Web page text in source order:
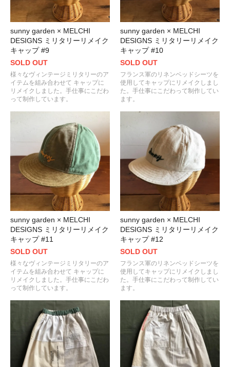
sunny garden × MELCHI
DESIGNS ミリタリーリメイク
キャップ #9
SOLD OUT
様々なヴィンテージミリタリーのア
イテムを組み合わせて キャップに
リメイクしました。手仕事にこだわ
って制作しています。
sunny garden × MELCHI
DESIGNS ミリタリーリメイク
キャップ #10
SOLD OUT
フランス軍のリネンベッドシーツを
使用してキャップにリメイクしまし
た。手仕事にこだわって制作してい
ます。
sunny garden × MELCHI
DESIGNS ミリタリーリメイク
キャップ #11
SOLD OUT
様々なヴィンテージミリタリーのア
イテムを組み合わせて キャップに
リメイクしました。手仕事にこだわ
って制作しています。
sunny garden × MELCHI
DESIGNS ミリタリーリメイク
キャップ #12
SOLD OUT
フランス軍のリネンベッドシーツを
使用してキャップにリメイクしまし
た。手仕事にこだわって制作してい
ます。